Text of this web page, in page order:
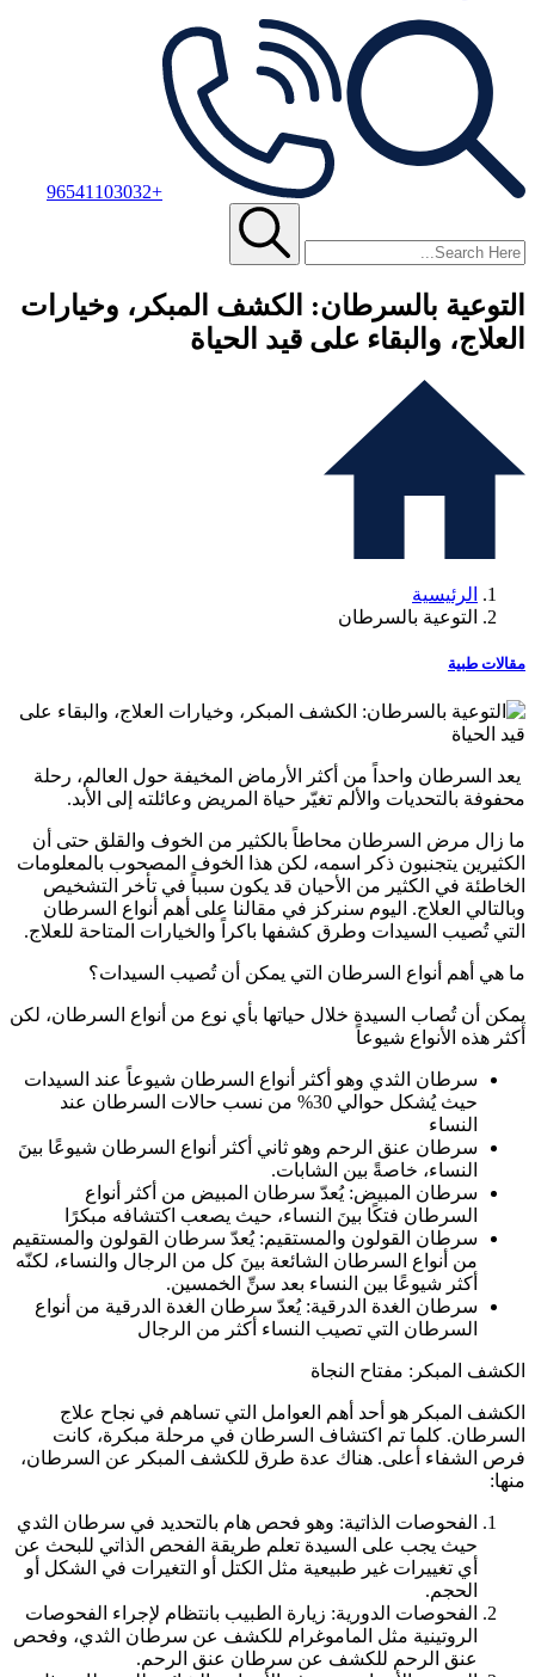
+96541103032
التوعية بالسرطان: الكشف المبكر، وخيارات
العلاج، والبقاء على قيد الحياة
الرئيسية
التوعية بالسرطان
مقالات طبية
يعد السرطان واحداً من أكثر الأرماض المخيفة حول العالم، رحلة
محفوفة بالتحديات والألم تغيّر حياة المريض وعائلته إلى الأبد.
ما زال مرض السرطان محاطاً بالكثير من الخوف والقلق حتى أن
الكثيرين يتجنبون ذكر اسمه، لكن هذا الخوف المصحوب بالمعلومات
الخاطئة في الكثير من الأحيان قد يكون سبباً في تأخر التشخيص
وبالتالي العلاج. اليوم سنركز في مقالنا على أهم أنواع السرطان
التي تُصيب السيدات وطرق كشفها باكراً والخيارات المتاحة للعلاج.
ما هي أهم أنواع السرطان التي يمكن أن تُصيب السيدات؟
يمكن أن تُصاب السيدة خلال حياتها بأي نوع من أنواع السرطان، لكن
أكثر هذه الأنواع شيوعاً
سرطان الثدي وهو أكثر أنواع السرطان شيوعاً عند السيدات
حيث يُشكل حوالي 30% من نسب حالات السرطان عند
النساء
سرطان عنق الرحم وهو ثاني أكثر أنواع السرطان شيوعًا بينَ
النساء، خاصةً بين الشابات.
سرطان المبيض: يُعدّ سرطان المبيض من أكثر أنواع
السرطان فتكًا بينَ النساء، حيث يصعب اكتشافه مبكرًا
سرطان القولون والمستقيم: يُعدّ سرطان القولون والمستقيم
من أنواع السرطان الشائعة بينَ كل من الرجال والنساء، لكنّه
أكثر شيوعًا بين النساء بعد سنِّ الخمسين.
سرطان الغدة الدرقية: يُعدّ سرطان الغدة الدرقية من أنواع
السرطان التي تصيب النساء أكثر من الرجال
الكشف المبكر: مفتاح النجاة
الكشف المبكر هو أحد أهم العوامل التي تساهم في نجاح علاج
السرطان. كلما تم اكتشاف السرطان في مرحلة مبكرة، كانت
فرص الشفاء أعلى. هناك عدة طرق للكشف المبكر عن السرطان،
منها:
الفحوصات الذاتية: وهو فحص هام بالتحديد في سرطان الثدي
حيث يجب على السيدة تعلم طريقة الفحص الذاتي للبحث عن
أي تغييرات غير طبيعية مثل الكتل أو التغيرات في الشكل أو
الحجم.
الفحوصات الدورية: زيارة الطبيب بانتظام لإجراء الفحوصات
الروتينية مثل الماموغرام للكشف عن سرطان الثدي، وفحص
عنق الرحم للكشف عن سرطان عنق الرحم.